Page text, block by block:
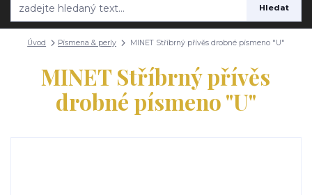
Hledat
Úvod Písmena & perly MINET Stříbrný přívěs drobné písmeno "U"
MINET Stříbrný přívěs
drobné písmeno "U"